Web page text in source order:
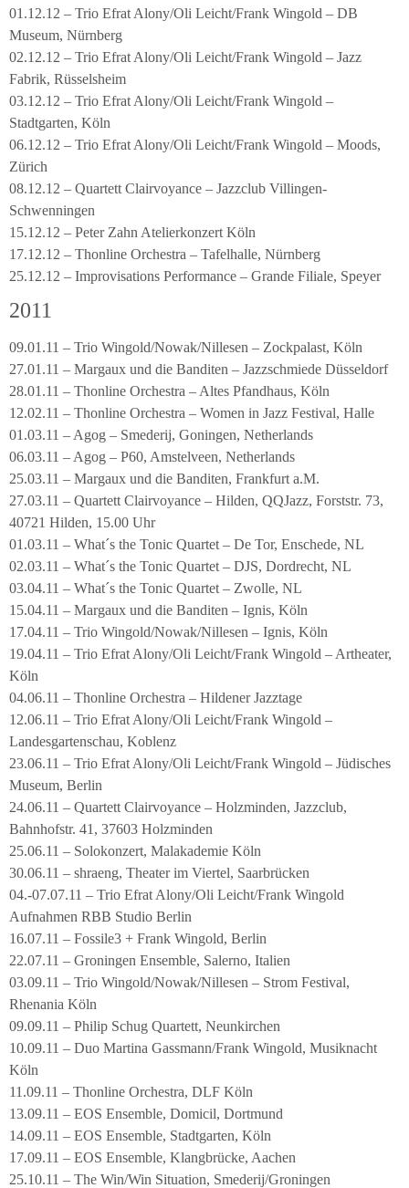
01.12.12 – Trio Efrat Alony/Oli Leicht/Frank Wingold – DB
Museum, Nürnberg
02.12.12 – Trio Efrat Alony/Oli Leicht/Frank Wingold – Jazz
Fabrik, Rüsselsheim
03.12.12 – Trio Efrat Alony/Oli Leicht/Frank Wingold –
Stadtgarten, Köln
06.12.12 – Trio Efrat Alony/Oli Leicht/Frank Wingold – Moods,
Zürich
08.12.12 – Quartett Clairvoyance – Jazzclub Villingen-
Schwenningen
15.12.12 – Peter Zahn Atelierkonzert Köln
17.12.12 – Thonline Orchestra – Tafelhalle, Nürnberg
25.12.12 – Improvisations Performance – Grande Filiale, Speyer
2011
09.01.11 – Trio Wingold/Nowak/Nillesen – Zockpalast, Köln
27.01.11 – Margaux und die Banditen – Jazzschmiede Düsseldorf
28.01.11 – Thonline Orchestra – Altes Pfandhaus, Köln
12.02.11 – Thonline Orchestra – Women in Jazz Festival, Halle
01.03.11 – Agog – Smederij, Goningen, Netherlands
06.03.11 – Agog – P60, Amstelveen, Netherlands
25.03.11 – Margaux und die Banditen, Frankfurt a.M.
27.03.11 – Quartett Clairvoyance – Hilden, QQJazz, Forststr. 73,
40721 Hilden, 15.00 Uhr
01.03.11 – What´s the Tonic Quartet – De Tor, Enschede, NL
02.03.11 – What´s the Tonic Quartet – DJS, Dordrecht, NL
03.04.11 – What´s the Tonic Quartet – Zwolle, NL
15.04.11 – Margaux und die Banditen – Ignis, Köln
17.04.11 – Trio Wingold/Nowak/Nillesen – Ignis, Köln
19.04.11 – Trio Efrat Alony/Oli Leicht/Frank Wingold – Artheater,
Köln
04.06.11 – Thonline Orchestra – Hildener Jazztage
12.06.11 – Trio Efrat Alony/Oli Leicht/Frank Wingold –
Landesgartenschau, Koblenz
23.06.11 – Trio Efrat Alony/Oli Leicht/Frank Wingold – Jüdisches
Museum, Berlin
24.06.11 – Quartett Clairvoyance – Holzminden, Jazzclub,
Bahnhofstr. 41, 37603 Holzminden
25.06.11 – Solokonzert, Malakademie Köln
30.06.11 – shraeng, Theater im Viertel, Saarbrücken
04.-07.07.11 – Trio Efrat Alony/Oli Leicht/Frank Wingold
Aufnahmen RBB Studio Berlin
16.07.11 – Fossile3 + Frank Wingold, Berlin
22.07.11 – Groningen Ensemble, Salerno, Italien
03.09.11 – Trio Wingold/Nowak/Nillesen – Strom Festival,
Rhenania Köln
09.09.11 – Philip Schug Quartett, Neunkirchen
10.09.11 – Duo Martina Gassmann/Frank Wingold, Musiknacht
Köln
11.09.11 – Thonline Orchestra, DLF Köln
13.09.11 – EOS Ensemble, Domicil, Dortmund
14.09.11 – EOS Ensemble, Stadtgarten, Köln
17.09.11 – EOS Ensemble, Klangbrücke, Aachen
25.10.11 – The Win/Win Situation, Smederij/Groningen